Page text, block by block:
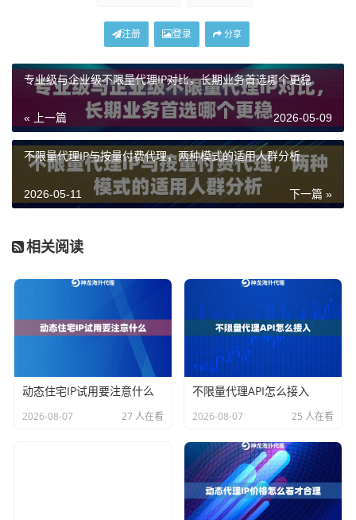
普通代理IP通常是按流量计费或按IP数量限制的，你买了
一定的流量包，用完就得充值。如果你的业务突然放
量，或者需要长期跑自动化任务，流量很快就会告罄，
业务被迫中断。
而国外不限量代理IP的逻辑不一样。它提供的是一个专
属的动态住宅IP池，在套餐有效期内，IP使用数量和流量
消耗都不设上限。对那些需要长期运行、大流量消耗或
稳定的。
对比维
普通代理IP 不限量代理IP
流量限
制
有上限，用完中断 无上限，持续可用
池
共享池，质量参差
不齐
专属独立IP池，稳定
性高
并发支
有限，高并发容易
支持高频并发请求
大规模、持续性业务
固定成本，可控可预
期
注册 登录 分享
专业级与企业级不限量代理IP对比，长期业务首选哪个更稳
« 上一篇 2026-05-09
不限量代理IP与按量付费代理，两种模式的适用人群分析
下一篇 »
2026-05-11
相关阅读
动态住宅IP试用要注意什么
2026-08-07 27 人在看
不限量代理API怎么接入
2026-08-07 25 人在看